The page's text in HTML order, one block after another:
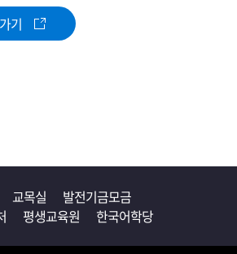
기
교목실
발전기금모금
평생교육원 한국어학당